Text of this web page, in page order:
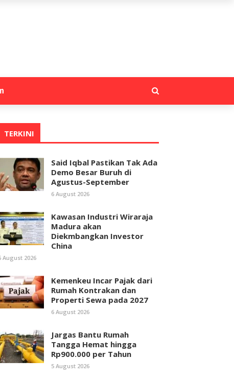
TERKINI
Said Iqbal Pastikan Tak Ada
Demo Besar Buruh di
Agustus-September
6 August 2026
Kawasan Industri Wiraraja
Madura akan
Diekmbangkan Investor
China
August 2026
Kemenkeu Incar Pajak dari
Rumah Kontrakan dan
Properti Sewa pada 2027
6 August 2026
Jargas Bantu Rumah
Tangga Hemat hingga
Rp900.000 per Tahun
5 August 2026